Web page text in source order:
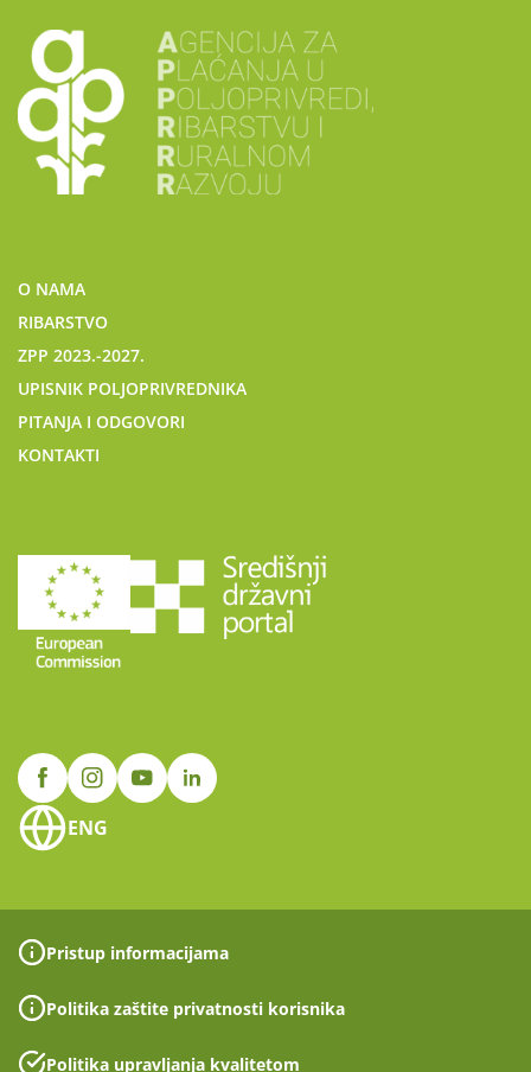
O NAMA
RIBARSTVO
ZPP 2023.-2027.
UPISNIK POLJOPRIVREDNIKA
PITANJA I ODGOVORI
KONTAKTI
ENG
Pristup informacijama
Politika zaštite privatnosti korisnika
Politika upravljanja kvalitetom